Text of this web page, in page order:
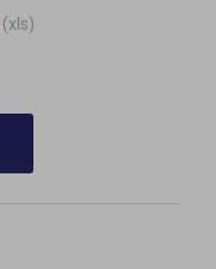
(xls)